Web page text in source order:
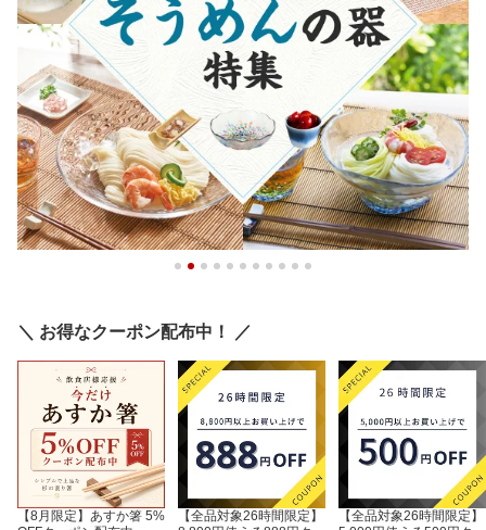
＼ お得なクーポン配布中！ ／
【8月限定】あすか箸 5%
【全品対象26時間限定】
【全品対象26時間限定】